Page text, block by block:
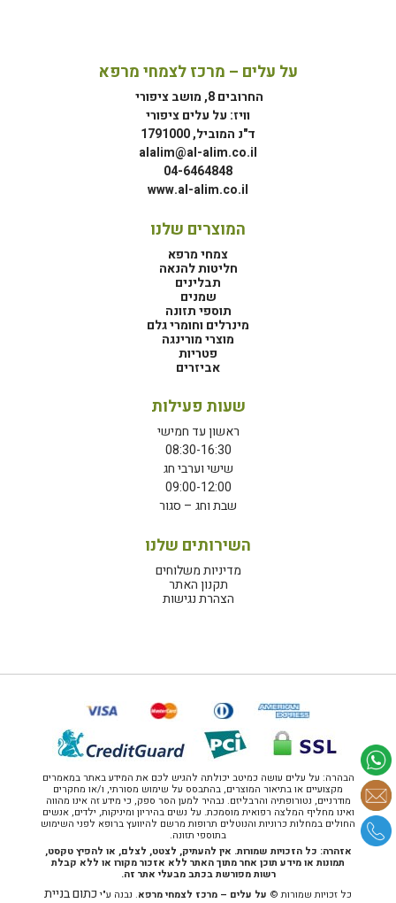
על עלים – מרכז לצמחי מרפא
החרובים 8, מושב ציפורי
וויז: על עלים ציפורי
ד"נ המוביל, 1791000
alalim@al-alim.co.il
04-6464848
www.al-alim.co.il
המוצרים שלנו
צמחי מרפא
חליטות להנאה
תבלינים
שמנים
תוספי תזונה
מינרלים וחומרי גלם
מוצרי מורינגה
פטריות
אביזרים
שעות פעילות
ראשון עד חמישי
08:30-16:30
שישי וערבי חג
09:00-12:00
שבת וחג – סגור
השירותים שלנו
מדיניות משלוחים
תקנון האתר
הצהרת נגישות
הבהרה: על עלים עושה כמיטב יכולתה להגיש לכם את המידע באתר במאמרים
מקצועיים או בתיאור המוצרים, בהתבסס על שימוש מסורתי, ו/או מחקרים
מודרניים, נטורופתיה והרבליזם. נבהיר למען הסר ספק, כי מידע זה אינו מהווה
ואינו מחליף המלצה רפואית מוסמכת. על נשים בהיריון ומיניקות, ילדים, אנשים
החולים במחלות כרוניות והנוטלים תרופות מרשם להיוועץ ברופא לפני השימוש
בתוספי תזונה.
אזהרה: כל הזכויות שמורות. אין להעתיק, לצטט, לצלם, או להפיץ טקסט,
תמונות או מידע תוכן אחר מתוך האתר ללא אזכור מקורו או ללא קבלת
רשות מפורשת בכתב מבעלי אתר זה.
כל זכויות שמורות © על עלים – מרכז לצמחי מרפא. נבנה ע"יכתום בניית